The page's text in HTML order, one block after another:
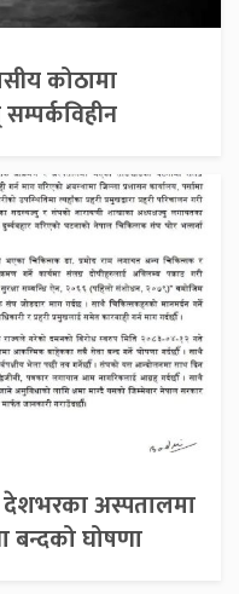
कोठामा
अस्पतालमा
घोषणा